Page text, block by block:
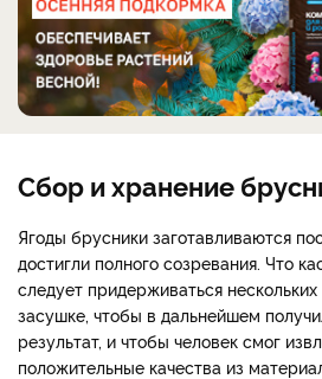
Сбор и хранение
Ягоды брусники заготавливаются
достигли полного созревания. Что
следует придерживаться
засушке, чтобы в дальнейшем
результат, и чтобы человек смог
положительные качества из